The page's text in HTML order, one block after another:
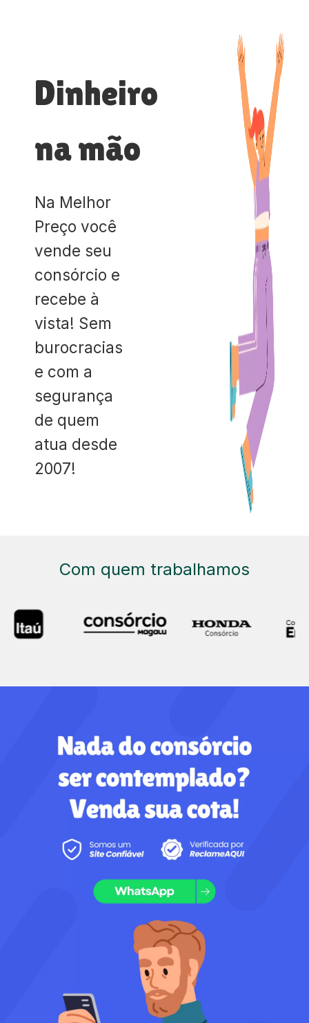
Dinheiro
na mão
Na Melhor
Preço você
vende seu
consórcio e
recebe à
vista! Sem
burocracias
e com a
segurança
de quem
atua desde
2007!
Com quem trabalhamos